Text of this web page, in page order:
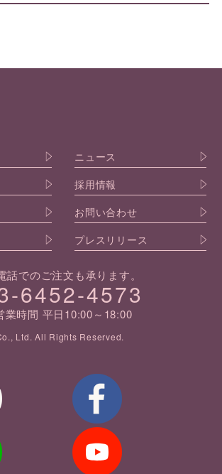
ニュース
採用情報
お問い合わせ
プレスリリース
話でのご注文も承ります。
6452-4573
業時間 平日10:00～18:00
Ltd. All Rights Reserved.